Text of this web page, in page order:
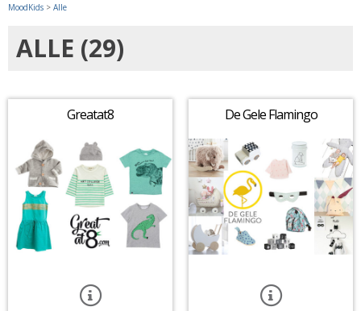
MoodKids > Alle
ALLE (29)
Greatat8 De Gele Flamingo